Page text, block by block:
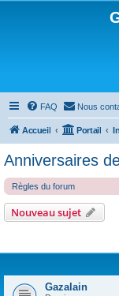
FAQ Nous
Accueil Portail
Anniversaires
Règles du forum
Nouveau sujet
Gazalain